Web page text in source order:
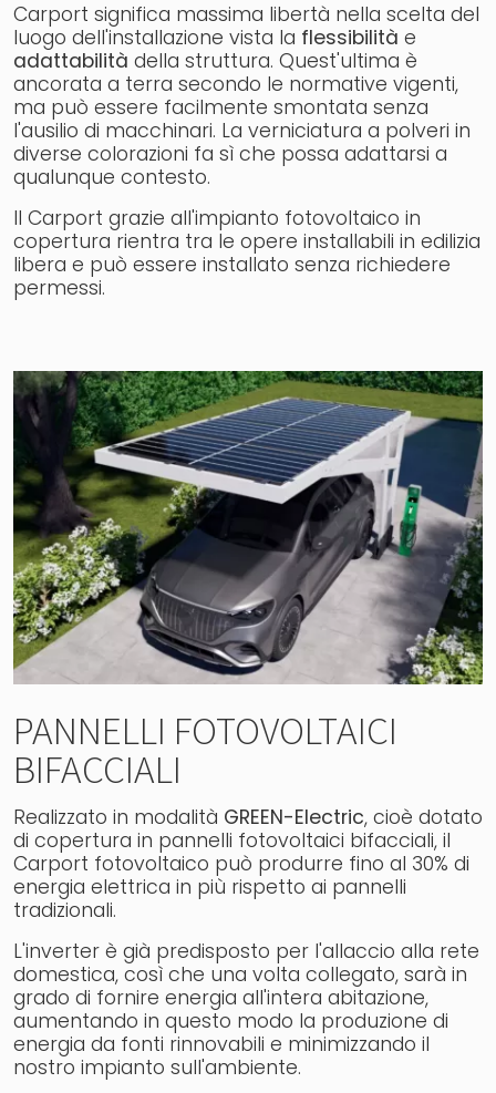
Carport significa massima libertà nella scelta del
luogo dell'installazione vista la flessibilità e
adattabilità della struttura. Quest'ultima è
ancorata a terra secondo le normative vigenti,
ma può essere facilmente smontata senza
l'ausilio di macchinari. La verniciatura a polveri in
diverse colorazioni fa sì che possa adattarsi a
qualunque contesto.
Il Carport grazie all'impianto fotovoltaico in
copertura rientra tra le opere installabili in edilizia
libera e può essere installato senza richiedere
permessi.
PANNELLI FOTOVOLTAICI
BIFACCIALI
Realizzato in modalità GREEN-Electric, cioè dotato
di copertura in pannelli fotovoltaici bifacciali, il
Carport fotovoltaico può produrre fino al 30% di
energia elettrica in più rispetto ai pannelli
tradizionali.
L'inverter è già predisposto per l'allaccio alla rete
domestica, così che una volta collegato, sarà in
grado di fornire energia all'intera abitazione,
aumentando in questo modo la produzione di
energia da fonti rinnovabili e minimizzando il
nostro impianto sull'ambiente.